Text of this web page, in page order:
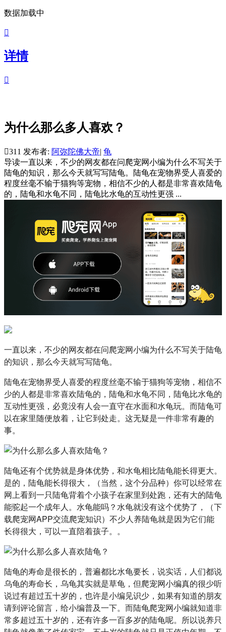
数据加载中

详情

为什么那么多人喜欢？
311 发布者: 阿弥陀佛大帝| 龟
导读一直以来，不少的网友都在问爬宠网小编为什么不写关于
陆龟的知识，那么今天就写写陆龟。陆龟在宠物界受人喜爱的
程度丝毫不输于猫狗等宠物，相信不少的人都是非常喜欢陆龟
的，陆龟和水龟不同，陆龟比水龟的互动性更强 ...
一直以来，不少的网友都在问爬宠网小编为什么不写关于陆龟
的知识，那么今天就写写陆龟。
陆龟在宠物界受人喜爱的程度丝毫不输于猫狗等宠物，相信不
少的人都是非常喜欢陆龟的，陆龟和水龟不同，陆龟比水龟的
互动性更强，必竟没有人会一直守在水面和水龟玩。而陆龟可
以在家里随便放着，让它到处走。这无疑是一件非常有趣的
事。
陆龟还有个优势就是身体优势，和水龟相比陆龟能长得更大。
是的，陆龟能长得很大，（当然，这个分品种）你可以经常在
网上看到一只陆龟背着个小孩子在家里到处跑，还有大的陆龟
能驼起一个成年人。水龟能吗？水龟就没有这个优势了，（下
载爬宠网APP交流爬宠知识）不少人养陆龟就是因为它们能
长得很大，可以一直陪着孩子。。
陆龟的寿命是很长的，普遍都比水龟要长，说实话，人们都说
乌龟的寿命长，乌龟其实就是草龟，但爬宠网小编真的很少听
说过有超过五十岁的，也许是小编见识少，如果有知道的朋友
请到评论留言，给小编普及一下。而陆龟爬宠网小编就知道非
常多超过五十岁的，还有许多一百多岁的陆龟呢。所以说养只